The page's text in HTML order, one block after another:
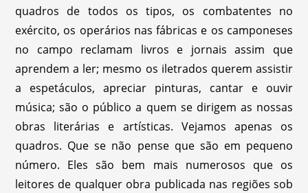
quadros de todos os tipos, os combatentes no
exército, os operários nas fábricas e os camponeses
no campo reclamam livros e jornais assim que
aprendem a ler; mesmo os iletrados querem assistir
a espetáculos, apreciar pinturas, cantar e ouvir
música; são o público a quem se dirigem as nossas
obras literárias e artísticas. Vejamos apenas os
quadros. Que se não pense que são em pequeno
número. Eles são bem mais numerosos que os
leitores de qualquer obra publicada nas regiões sob